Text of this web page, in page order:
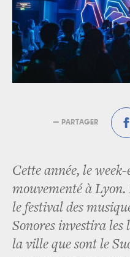
— PARTAGER
Cette année, le
mouvementé à
le festival des
Sonores investira les
la ville que sont le